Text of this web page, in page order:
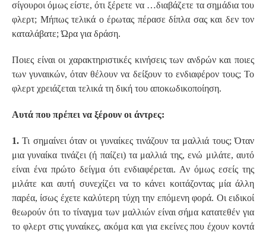
σίγουροι όμως είστε, ότι ξέρετε να …διαβάζετε τα σημάδια του
φλερτ; Μήπως τελικά ο έρωτας πέρασε δίπλα σας και δεν τον
καταλάβατε; Ώρα για δράση.
Ποιες είναι οι χαρακτηριστικές κινήσεις των ανδρών και ποιες
των γυναικών, όταν θέλουν να δείξουν το ενδιαφέρον τους; Το
φλερτ χρειάζεται τελικά τη δική του αποκωδικοποίηση.
Αυτά που πρέπει να ξέρουν οι άντρες:
1.Τι σημαίνει όταν οι γυναίκες τινάζουν τα μαλλιά τους; Όταν
μια γυναίκα τινάζει (ή παίζει) τα μαλλιά της, ενώ μιλάτε, αυτό
είναι ένα πρώτο δείγμα ότι ενδιαφέρεται. Αν όμως εσείς της
μιλάτε και αυτή συνεχίζει να το κάνει κοιτάζοντας μία άλλη
παρέα, ίσως έχετε καλύτερη τύχη την επόμενη φορά. Οι ειδικοί
θεωρούν ότι το τίναγμα των μαλλιών είναι σήμα κατατεθέν για
το φλερτ στις γυναίκες, ακόμα και για εκείνες που έχουν κοντά